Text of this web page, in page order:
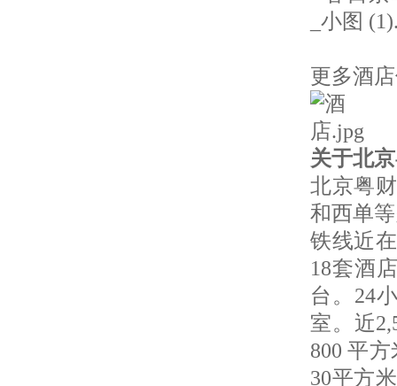
更多酒
关于北
北京粤
和西单
铁线近
18套酒
台。24
室。近
800 平
30平方